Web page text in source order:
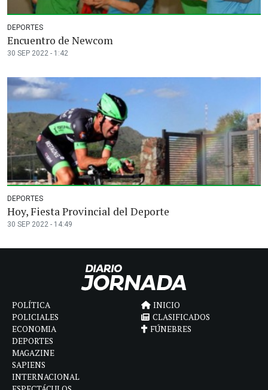
DEPORTES
Encuentro de Newcom
30 SEP 2022 - 1:42
DEPORTES
Hoy, Fiesta Provincial del Deporte
30 SEP 2022 - 14:49
POLÍTICA
POLICIALES
ECONOMIA
DEPORTES
MAGAZINE
SAPIENS
INTERNACIONAL
INICIO
CLASIFICADOS
FÚNEBRES